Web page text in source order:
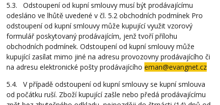
5.3. Odstoupení od kupní smlouvy musí být prodávajícímu
odesláno ve lhůtě uvedené v čl. 5.2 obchodních podmínek Pro
odstoupení od kupní smlouvy může kupující využit vzorový
formulář poskytovaný prodávajícím, jenž tvoří přílohu
obchodních podmínek. Odstoupení od kupní smlouvy může
kupující zasílat mimo jiné na adresu provozovny prodávajícího či
na adresu elektronické pošty prodávajícíhoeman@evangnet.cz
5.4. V případě odstoupení od kupní smlouvy se kupní smlouva
od počátku ruší. Zboží kupující zašle nebo předá prodávajícímu